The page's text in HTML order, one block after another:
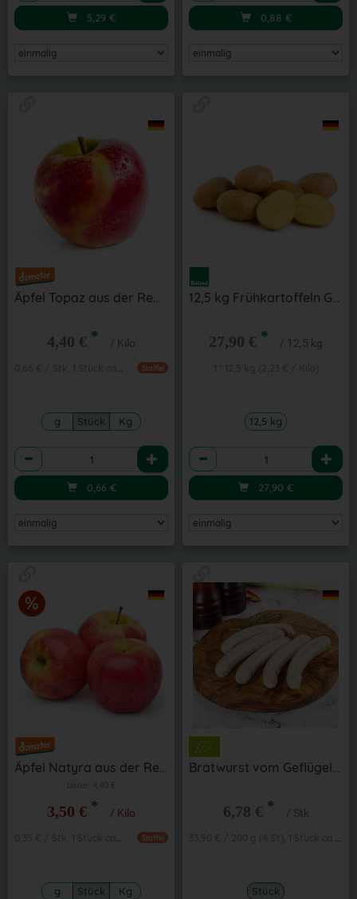
5,29 € 0,88 €
Äpfel Topaz aus der Region
4,40 € * / Kilo
0,66 € / Stk, 1 Stück ca. 150g Staffel
g Stück Kg
Anzahl
0,66 €
12,5 kg Frühkartoffeln Glorietta aus der Region fk
27,90 € * / 12,5 kg
12,5 kg
Anzahl
27,90 €
Äpfel Natyra aus der Region
bisher 4,40 €
3,50 € * / Kilo
0,35 € / Stk, 1 Stück ca. 100g Staffel
g Stück Kg
Bratwurst vom Geflügel 4 St aus der Region
6,78 € * / Stk
33,90 € / 200 g (4 St), 1 Stück ca. 200g
Stück